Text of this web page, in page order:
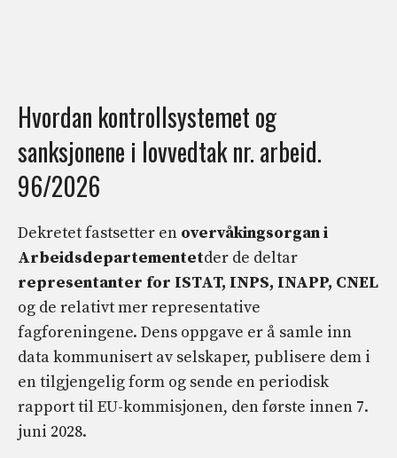
Hvordan kontrollsystemet og
sanksjonene i lovvedtak nr. arbeid.
96/2026
Dekretet fastsetter en overvåkingsorgan i
Arbeidsdepartementetder de deltar
representanter for ISTAT, INPS, INAPP, CNEL
og de relativt mer representative
fagforeningene. Dens oppgave er å samle inn
data kommunisert av selskaper, publisere dem i
en tilgjengelig form og sende en periodisk
rapport til EU-kommisjonen, den første innen 7.
juni 2028.